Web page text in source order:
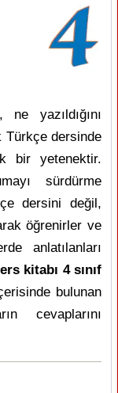
ne yazıldığını
Türkçe dersinde
bir yetenektir.
sürdürme
dersini değil,
öğrenirler ve
anlatılanları
kitabı 4 sınıf
bulunan
cevaplarını